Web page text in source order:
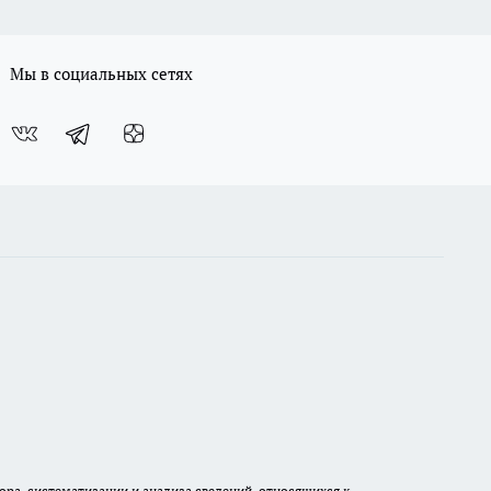
Мы в социальных сетях